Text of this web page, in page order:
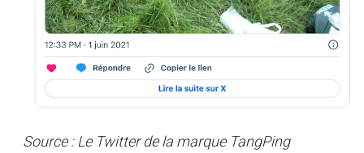
Source : Le Twitter de la marque TangPing